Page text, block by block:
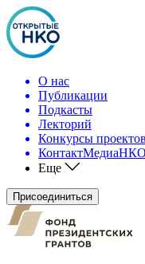
О нас
Публикации
Подкасты
Лекторий
Конкурсы проектов
КонтактМедиаНКО
Еще
Присоединиться